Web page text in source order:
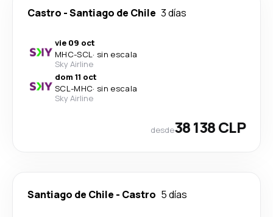
Castro -Santiago de Chile 3 días
vie 09 oct
MHC-SCL· sin escala
Sky Airline
dom 11 oct
SCL-MHC· sin escala
Sky Airline
desde38 138 CLP
Santiago de Chile - Castro 5 días